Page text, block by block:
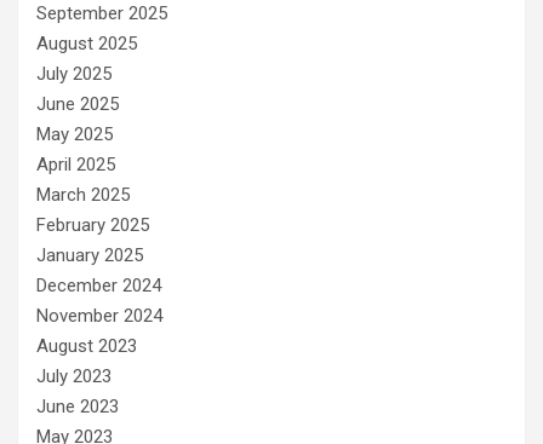
September 2025
August 2025
July 2025
June 2025
May 2025
April 2025
March 2025
February 2025
January 2025
December 2024
November 2024
August 2023
July 2023
June 2023
May 2023